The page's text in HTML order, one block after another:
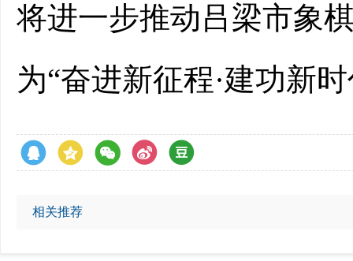
将进一步推动吕梁市象
为“奋进新征程·建功新
相关推荐